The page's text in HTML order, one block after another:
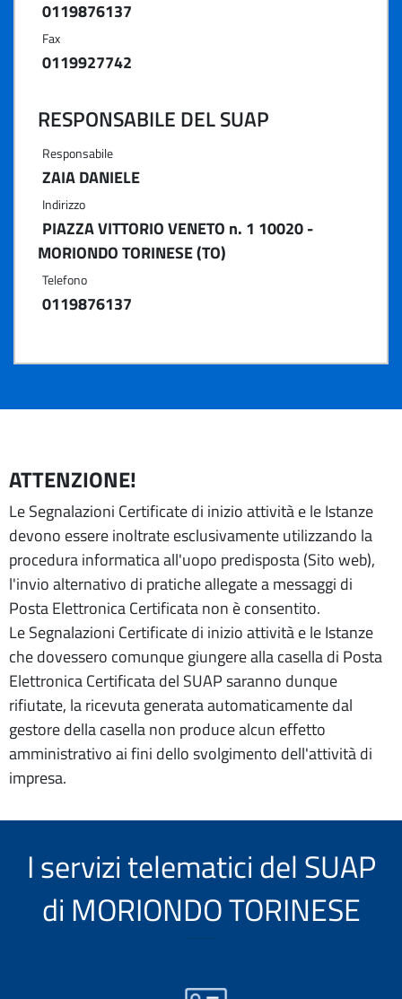
0119876137
Fax
0119927742
RESPONSABILE DEL SUAP
Responsabile
ZAIA DANIELE
Indirizzo
PIAZZA VITTORIO VENETO n. 1 10020 -
MORIONDO TORINESE (TO)
Telefono
0119876137
ATTENZIONE!
Le Segnalazioni Certificate di inizio attività e le Istanze
devono essere inoltrate esclusivamente utilizzando la
procedura informatica all'uopo predisposta (Sito web),
l'invio alternativo di pratiche allegate a messaggi di
Posta Elettronica Certificata non è consentito.
Le Segnalazioni Certificate di inizio attività e le Istanze
che dovessero comunque giungere alla casella di Posta
Elettronica Certificata del SUAP saranno dunque
rifiutate, la ricevuta generata automaticamente dal
gestore della casella non produce alcun effetto
amministrativo ai fini dello svolgimento dell'attività di
impresa.
I servizi telematici del SUAP
di MORIONDO TORINESE